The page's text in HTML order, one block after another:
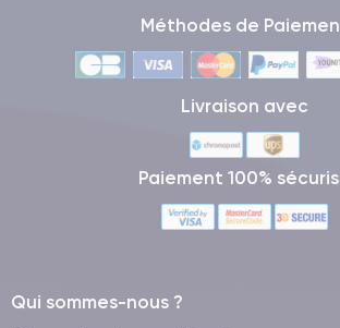
Méthodes de
Livraison avec
Paiement 100%
Qui sommes-nous ?